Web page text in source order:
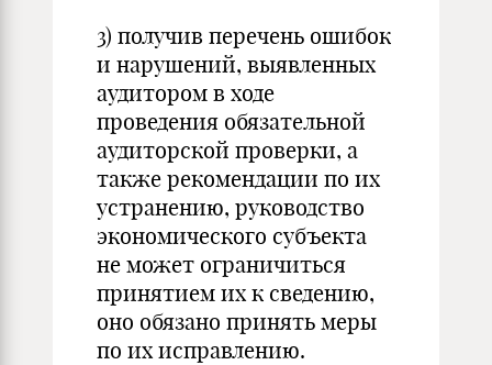
3) получив перечень ошибок
и нарушений, выявленных
аудитором в ходе
проведения обязательной
аудиторской проверки, а
также рекомендации по их
устранению, руководство
экономического субъекта
не может ограничиться
принятием их к сведению,
оно обязано принять меры
по их исправлению.